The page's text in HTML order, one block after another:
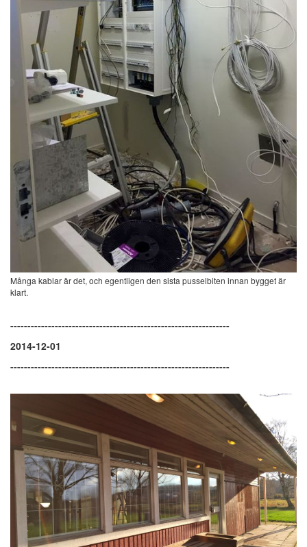
Många kablar är det, och egentligen den sista pusselbiten innan bygget är
klart.
----------------------------------------------------------------
2014-12-01
----------------------------------------------------------------